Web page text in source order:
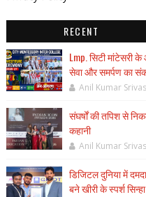
RECENT
Lmp. सिटी मांटेसरी
सेवा और समर्पण का
Anil Kumar
संघर्षों की तपिश से
कहानी
Anil Kumar
डिजिटल दुनिया में
बने खीरी के स्पर्श सिन्हा